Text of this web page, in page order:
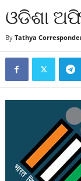
ଓଡିଶା
By Tathya